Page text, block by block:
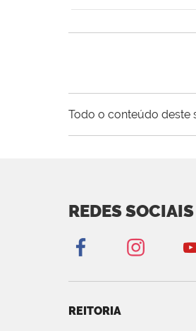
Todo o conteúdo deste
REDES SOCIAIS
REITORIA